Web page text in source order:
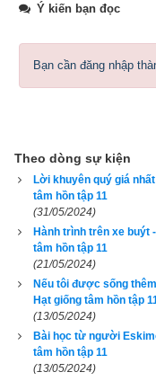
Có thể ai đó sẽ đáp
sự có tài. Chúng tôi
Thế rồi một hôm,
mang bản dự án vào
- Sao hôm nay cô
hoa đến nỗi cảm thấy
- ô, vâng! - Mary lặng
này thật khác với tính
cô. Tôi cảm giác có
- Cô không sao chứ?
Ý kiến bạn đọc
Bạn cần đăng nhập
Theo dòng sự kiện
Lời khuyên quý giá
tâm hồn tập 11
(31/05/2024)
Hành trình trên xe buýt
tâm hồn tập 11
(21/05/2024)
Nếu tôi được sống
Hạt giống tâm hồn tập
(13/05/2024)
Bài học từ người
tâm hồn tập 11
(13/05/2024)